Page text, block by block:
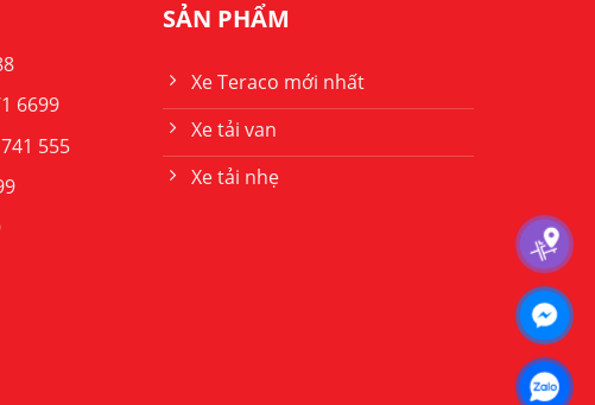
6699
555
SẢN PHẨM
Xe Teraco mới nhất
Xe tải van
Xe tải nhẹ